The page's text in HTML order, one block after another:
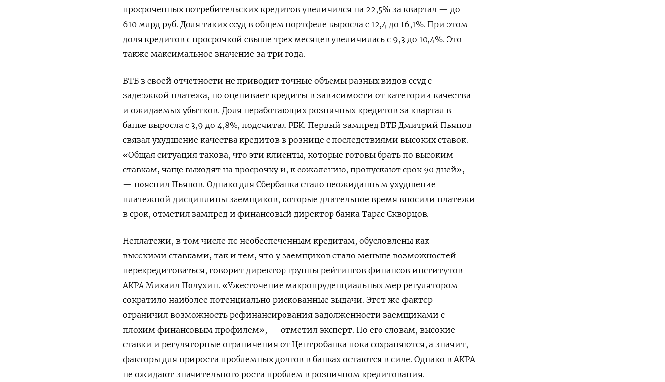
просроченных потребительских кредитов увеличился на 22,5% за квартал — до
610 млрд руб. Доля таких ссуд в общем портфеле выросла с 12,4 до 16,1%. При этом
доля кредитов с просрочкой свыше трех месяцев увеличилась с 9,3 до 10,4%. Это
также максимальное значение за три года.
ВТБ в своей отчетности не приводит точные объемы разных видов ссуд с
задержкой платежа, но оценивает кредиты в зависимости от категории качества
и ожидаемых убытков. Доля неработающих розничных кредитов за квартал в
банке выросла с 3,9 до 4,8%, подсчитал РБК. Первый зампред ВТБ Дмитрий Пьянов
связал ухудшение качества кредитов в рознице с последствиями высоких ставок.
«Общая ситуация такова, что эти клиенты, которые готовы брать по высоким
ставкам, чаще выходят на просрочку и, к сожалению, пропускают срок 90 дней»,
— пояснил Пьянов. Однако для Сбербанка стало неожиданным ухудшение
платежной дисциплины заемщиков, которые длительное время вносили платежи
в срок, отметил зампред и финансовый директор банка Тарас Скворцов.
Неплатежи, в том числе по необеспеченным кредитам, обусловлены как
высокими ставками, так и тем, что у заемщиков стало меньше возможностей
перекредитоваться, говорит директор группы рейтингов финансов институтов
АКРА Михаил Полухин. «Ужесточение макропруденциальных мер регулятором
сократило наиболее потенциально рискованные выдачи. Этот же фактор
ограничил возможность рефинансирования задолженности заемщиками с
плохим финансовым профилем», — отметил эксперт. По его словам, высокие
ставки и регуляторные ограничения от Центробанка пока сохраняются, а значит,
факторы для прироста проблемных долгов в банках остаются в силе. Однако в АКРА
не ожидают значительного роста проблем в розничном кредитования.